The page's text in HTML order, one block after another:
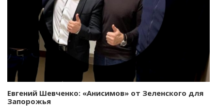
Евгений Шевченко: «Анисимов» от Зеленского для
Запорожья